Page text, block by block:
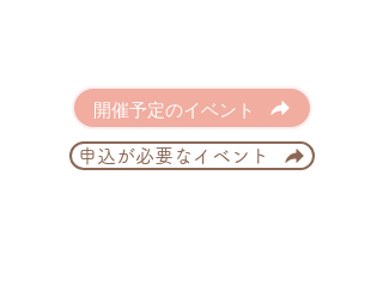
開催予定のイベント
申込が必要なイベント